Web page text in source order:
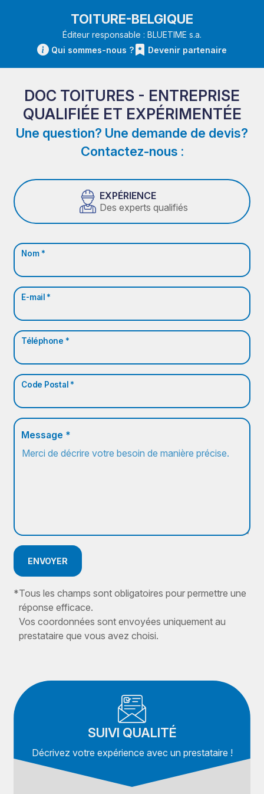
TOITURE-BELGIQUE
Éditeur responsable : BLUETIME s.a.
Qui sommes-nous ?
Devenir partenaire
DOC TOITURES - ENTREPRISE
QUALIFIÉE ET EXPÉRIMENTÉE
Une question? Une demande de devis?
Contactez-nous :
EXPÉRIENCE
Des experts qualifiés
Nom *
E-mail *
Téléphone *
Code Postal *
Message *
ENVOYER
*Tous les champs sont obligatoires pour permettre une
réponse efficace.
Vos coordonnées sont envoyées uniquement au
prestataire que vous avez choisi.
SUIVI QUALITÉ
Décrivez votre expérience avec un prestataire !